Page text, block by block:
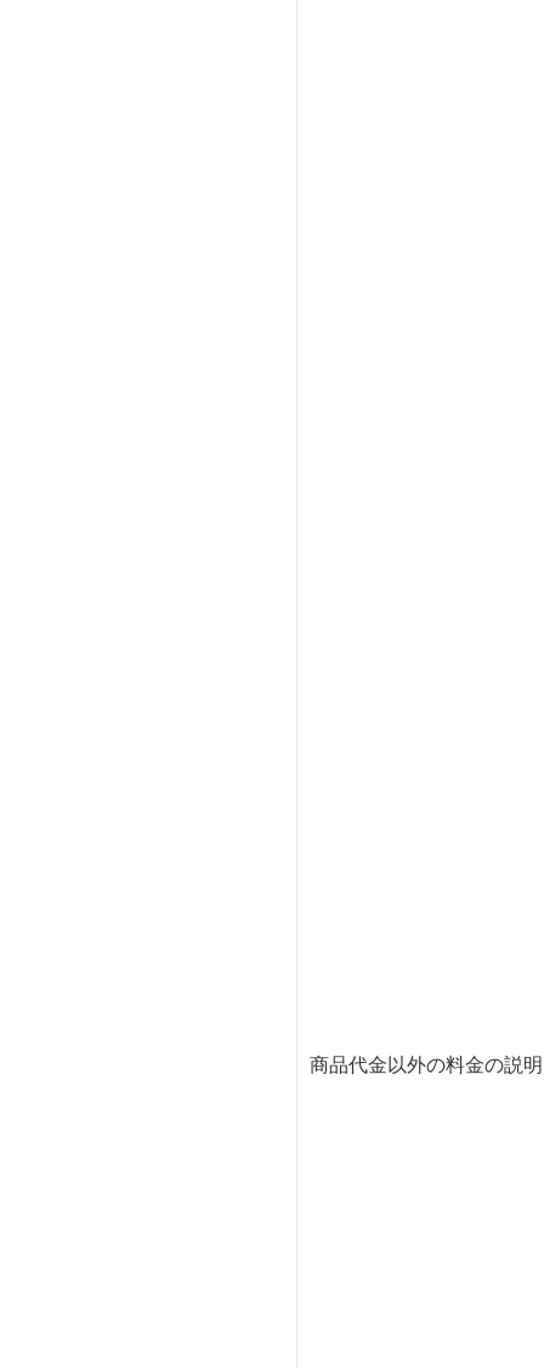
商品代金以外の料金の説明